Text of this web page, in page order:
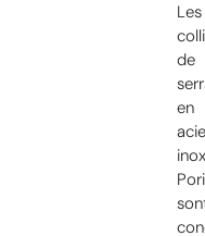
Les
de
en